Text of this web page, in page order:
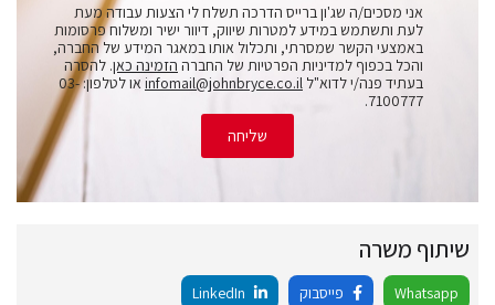
אני מסכים/ה שג'ון ברייס הדרכה תשלח לי הצעות עבודה מעת
לעת ותשתמש במידע למטרות שיווק, דיוור ישיר ומשלוח פרסומות
באמצעי הקשר שמסרתי, ותכלול אותו במאגר המידע של החברה,
והכל בכפוף למדיניות הפרטיות של החברה הזמינה כאן. להסרה
בעתיד פנה/י לדוא"ל infomail@johnbryce.co.il
או לטלפון: 03-
7100777.
שליחה
שיתוף משרה
Whatsapp פייסבוק